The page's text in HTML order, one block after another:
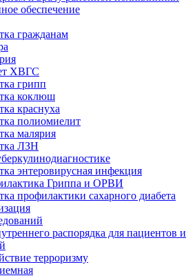
обеспечение
гражданам
ХВГС
грипп
коклюш
краснуха
полиомиелит
малярия
ЛЗН
энтеровирусная инфекция
Гриппа и ОРВИ
профилактики сахарного диабета
распорядка для пациентов и
терроризму